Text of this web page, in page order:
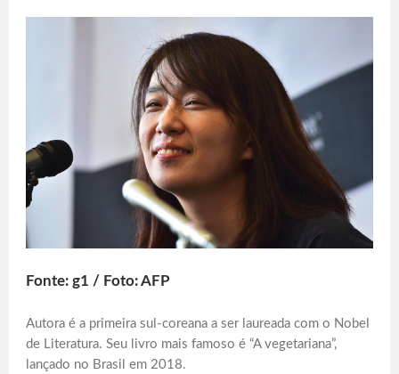
Fonte: g1 / Foto: AFP
Autora é a primeira sul-coreana a ser laureada com o Nobel
de Literatura. Seu livro mais famoso é “A vegetariana”,
lançado no Brasil em 2018.